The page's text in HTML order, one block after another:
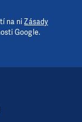
na niZásady
Google.